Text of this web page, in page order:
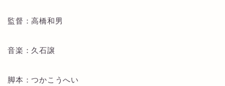
監督：高橋和男
音楽：久石譲
脚本：つかこうへい